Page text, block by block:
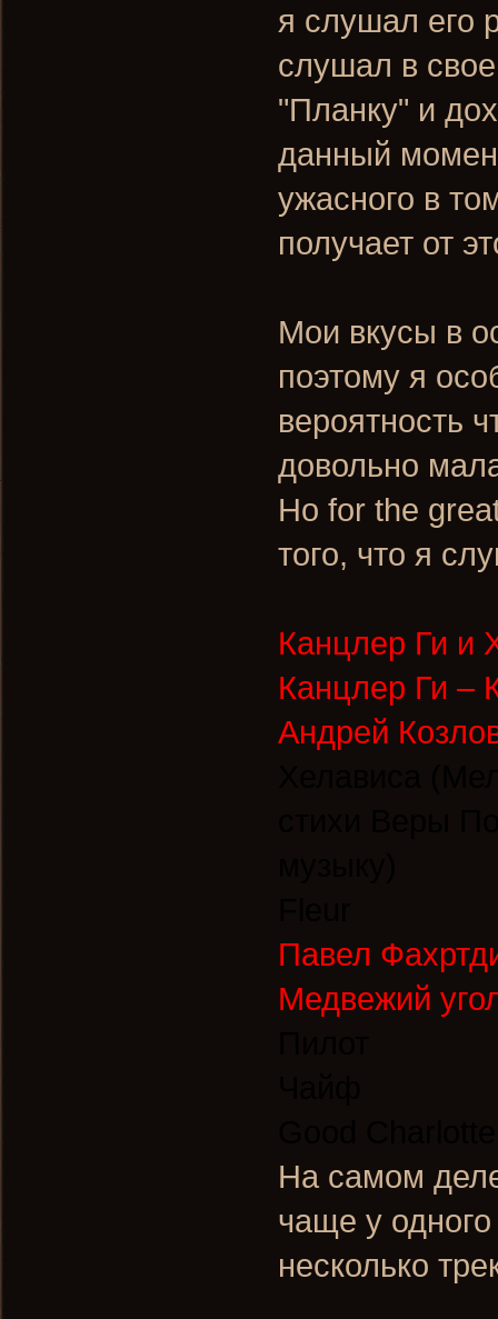
я слушал его
слушал в
"Планку" и
данный
ужасного в
получает от
Мои вкусы в
поэтому я
вероятность
довольно
Но for the
того, что я
Канцлер Ги и
Канцлер Ги –
Андрей
Павел
Медвежий
На самом
чаще у
несколько